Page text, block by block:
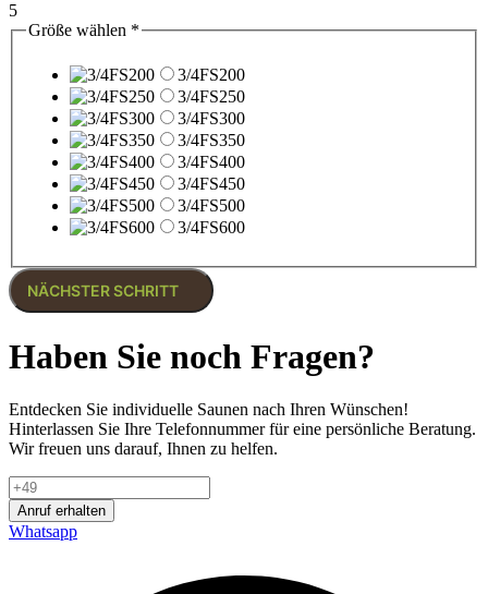
5
Größe wählen *
3/4FS200
3/4FS250
3/4FS300
3/4FS350
3/4FS400
3/4FS450
3/4FS500
3/4FS600
NÄCHSTER SCHRITT
Haben Sie noch Fragen?
Entdecken Sie individuelle Saunen nach Ihren Wünschen!
Hinterlassen Sie Ihre Telefonnummer für eine persönliche Beratung.
Wir freuen uns darauf, Ihnen zu helfen.
Anruf erhalten
Whatsapp